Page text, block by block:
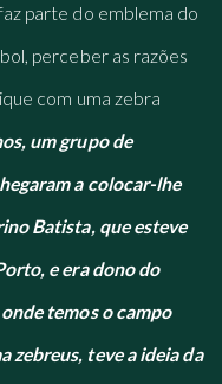
parte do emblema do
perceber as razões
com uma zebra
um grupo de
a colocar-lhe
Batista, que esteve
e era dono do
temos o campo
zebreus, teve a ideia da